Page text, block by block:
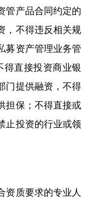
管产品合同约定的
，不得违反相关规
募资产管理业务管
得直接投资商业银
门提供融资，不得
担保；不得直接或
止投资的行业或领
资质要求的专业人